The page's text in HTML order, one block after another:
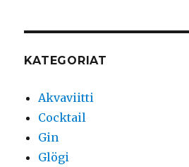
KATEGORIAT
Akvaviitti
Cocktail
Gin
Glögi